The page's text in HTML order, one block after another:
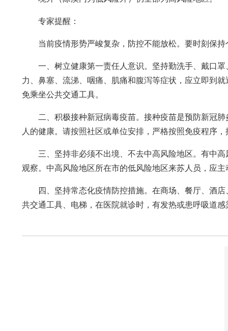
专家提醒：
当前疫情形势严峻复杂，防控不能放松。要时刻保
一、树立健康第一责任人意识。坚持勤洗手、戴口
力、鼻塞、流涕、咽痛、肌痛和腹泻等症状，应立即到
免乘坐公共交通工具。
二、积极接种新冠病毒疫苗。接种疫苗是预防新冠
人的健康。请按照社区或单位安排，严格按照免疫程序
三、坚持非必须不出境、不去中高风险地区。有中
观察。中高风险地区所在市的低风险地区来苏人员，应
四、坚持常态化疫情防控措施。在商场、餐厅、酒
共交通工具、电梯，在医院就诊时，有发热或患呼吸道